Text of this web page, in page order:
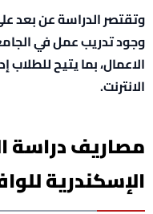
وتقتصر الدراسة عن بعد
وجود تدريب عمل في
الاعمال، بما يتيح للطلاب
الانترنت.
مصاريف دراسة
الإسكندرية